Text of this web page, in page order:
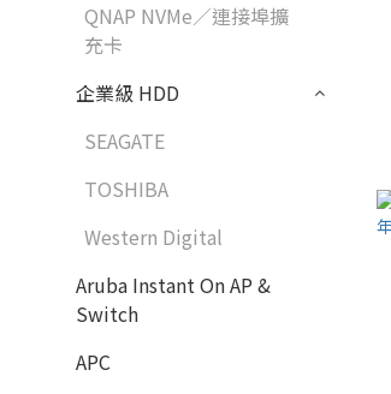
QNAP NVMe／連接埠擴
充卡
企業級 HDD
SEAGATE
TOSHIBA
Western Digital
Aruba Instant On AP &
Switch
APC